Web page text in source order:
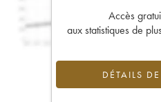
Accès
aux statistiques de
DÉTAILS